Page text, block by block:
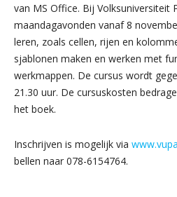
van MS Office. Bij Volksuniversiteit
maandagavonden vanaf 8
leren, zoals cellen, rijen en
sjablonen maken en werken met
werkmappen. De cursus wordt
21.30 uur. De cursuskosten
het boek.
Inschrijven is mogelijk via
bellen naar 078-6154764.